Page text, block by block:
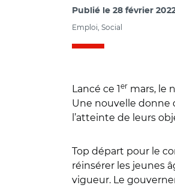
Publié le 28 février
Emploi, Social
Lancé ce 1er mars, le
Une nouvelle donne
l’atteinte de leurs
Top départ pour le
réinsérer les jeunes
vigueur. Le